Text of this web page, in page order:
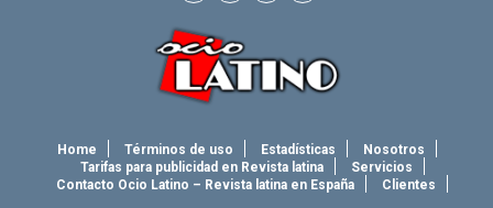
Home Términos de uso Estadísticas
Nosotros
Tarifas para publicidad en Revista latina
Servicios
Contacto Ocio Latino – Revista latina en España
Clientes